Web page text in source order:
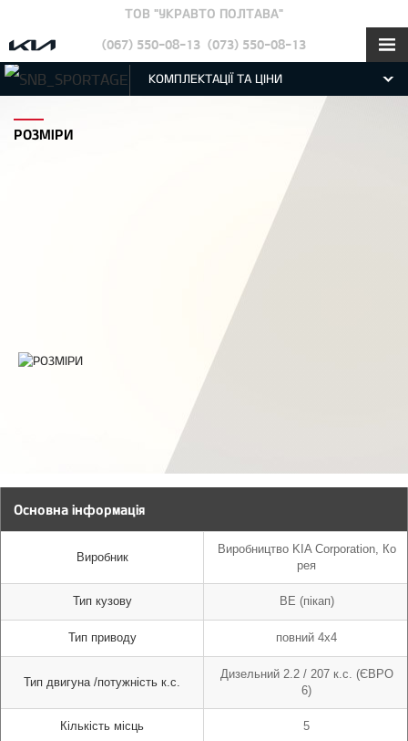
ТОВ "УКРАВТО ПОЛТАВА"
(067) 550-08-13 (073) 550-08-13
КОМПЛЕКТАЦІЇ ТА ЦІНИ
РОЗМІРИ
Основна інформація
Виробник
Тип кузову
Тип приводу
Тип двигуна /потужність к.с.
Кількість місць
Виробництво KIA Corporation, Ко
рея
BE (пікап)
повний 4х4
Дизельний 2.2 / 207 к.с. (ЄВРО
6)
5